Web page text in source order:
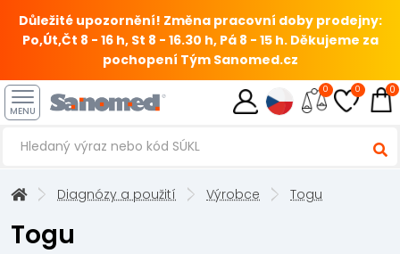
Důležité upozornění! Změna pracovní doby prodejny:
Po,Út,Čt 8 - 16 h, St 8 - 16.30 h, Pá 8 - 15 h. Děkujeme za
pochopení Tým Sanomed.cz
MENU
0 0 0
Diagnózy a použití Výrobce Togu
Togu